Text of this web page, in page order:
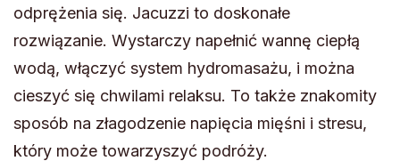
odprężenia się. Jacuzzi to doskonałe
rozwiązanie. Wystarczy napełnić wannę ciepłą
wodą, włączyć system hydromasażu, i można
cieszyć się chwilami relaksu. To także znakomity
sposób na złagodzenie napięcia mięśni i stresu,
który może towarzyszyć podróży.